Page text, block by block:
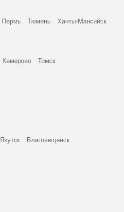
Пермь Тюмень Ханты-Мансийск
Кемерово Томск
Якутск
Благовещенск